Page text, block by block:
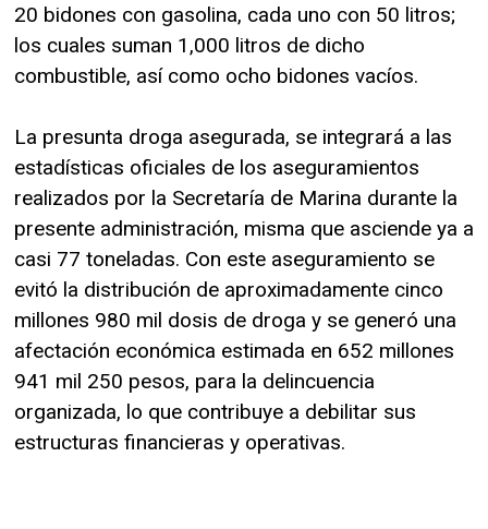
20 bidones con gasolina, cada uno con 50 litros;
los cuales suman 1,000 litros de dicho
combustible, así como ocho bidones vacíos.
La presunta droga asegurada, se integrará a las
estadísticas oficiales de los aseguramientos
realizados por la Secretaría de Marina durante la
presente administración, misma que asciende ya a
casi 77 toneladas. Con este aseguramiento se
evitó la distribución de aproximadamente cinco
millones 980 mil dosis de droga y se generó una
afectación económica estimada en 652 millones
941 mil 250 pesos, para la delincuencia
organizada, lo que contribuye a debilitar sus
estructuras financieras y operativas.